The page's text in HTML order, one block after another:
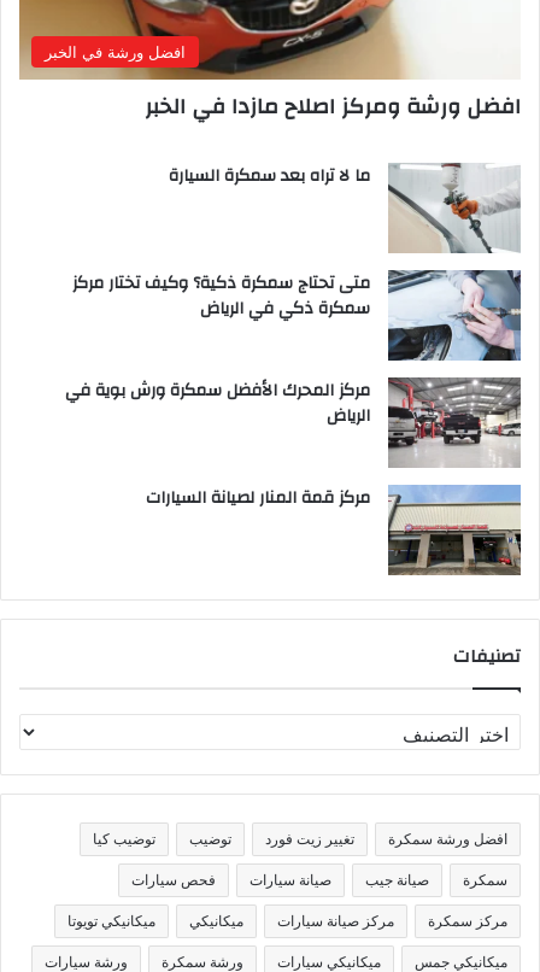
افضل ورشة في الخبر
افضل ورشة ومركز اصلاح مازدا في الخبر
ما لا تراه بعد سمكرة السيارة
متى تحتاج سمكرة ذكية؟ وكيف تختار مركز
سمكرة ذكي في الرياض
مركز المحرك الأفضل سمكرة ورش بوية في
الرياض
مركز قمة المنار لصيانة السيارات
تصنيفات
ص
ن
ف
ا
افضل ورشة سمكرة تغيير زيت فورد توضيب توضيب كيا
سمكرة صيانة جيب صيانة سيارات فحص سيارات
مركز سمكرة مركز صيانة سيارات ميكانيكي ميكانيكي تويوتا
ميكانيكي جمس ميكانيكي سيارات ورشة سمكرة ورشة سيارات